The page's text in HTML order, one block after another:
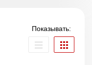
Показывать: